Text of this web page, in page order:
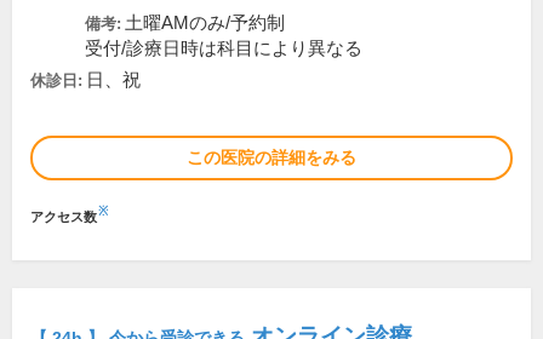
備考: 土曜AMのみ/予約制
受付/診療日時は科目により異なる
休診日: 日、祝
この医院の詳細をみる
アクセス数※